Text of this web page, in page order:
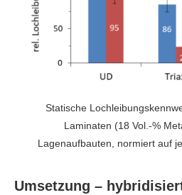
Statische
Laminaten (18 Vol.-%
Lagenaufbauten, normiert auf
Umsetzung –